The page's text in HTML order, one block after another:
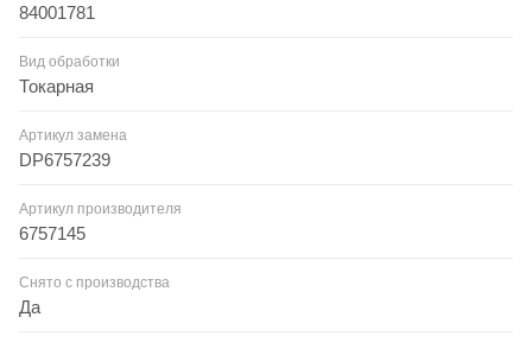
84001781
Вид обработки
Токарная
Артикул замена
DP6757239
Артикул производителя
6757145
Снято с производства
Да